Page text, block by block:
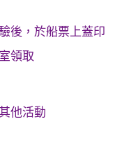
後，於船票上蓋印
領取
其他活動